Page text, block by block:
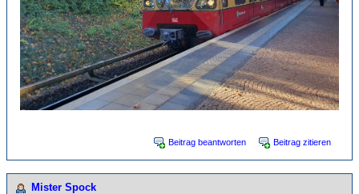
Beitrag beantworten Beitrag zitieren
Mister Spock